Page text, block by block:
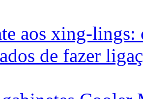
aos xing-lings:
de fazer